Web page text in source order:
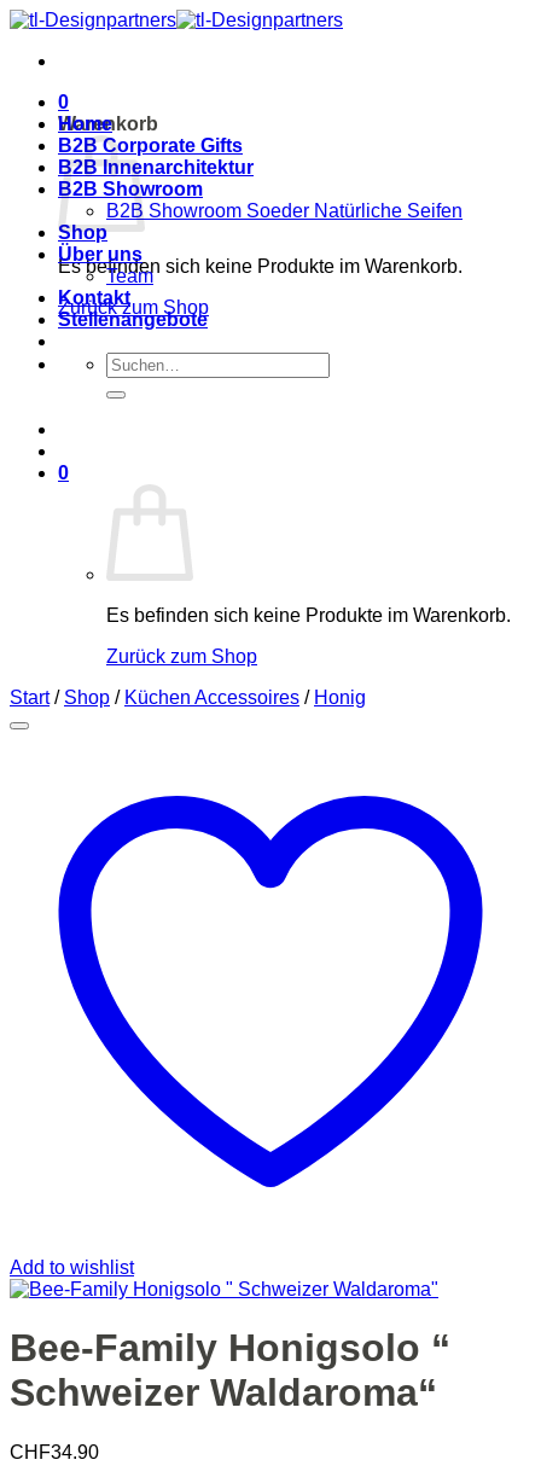
Zum
springen
0
Warenkorb
Es befinden sich keine Produkte im Warenkorb.
Zurück zum Shop
Home
B2B Corporate Gifts
B2B Innenarchitektur
B2B Showroom
B2B Showroom Soeder Natürliche Seifen
Shop
Über uns
Team
Kontakt
Stellenangebote
Suche
nach:
0
Es befinden sich keine Produkte im Warenkorb.
Zurück zum Shop
Start / Shop / Küchen Accessoires / Honig
Add to wishlist
Bee-Family Honigsolo “
Schweizer Waldaroma“
CHF34.90